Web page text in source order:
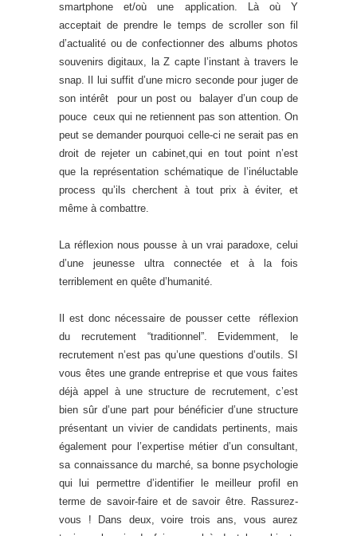
smartphone et/où une application. Là où Y
acceptait de prendre le temps de scroller son fil
d’actualité ou de confectionner des albums photos
souvenirs digitaux, la Z capte l’instant à travers le
snap. Il lui suffit d’une micro seconde pour juger de
son intérêt pour un post ou balayer d’un coup de
pouce ceux qui ne retiennent pas son attention. On
peut se demander pourquoi celle-ci ne serait pas en
droit de rejeter un cabinet,qui en tout point n’est
que la représentation schématique de l’inéluctable
process qu’ils cherchent à tout prix à éviter, et
même à combattre.
La réflexion nous pousse à un vrai paradoxe, celui
d’une jeunesse ultra connectée et à la fois
terriblement en quête d’humanité.
Il est donc nécessaire de pousser cette réflexion
du recrutement “traditionnel”. Evidemment, le
recrutement n’est pas qu’une questions d’outils. SI
vous êtes une grande entreprise et que vous faites
déjà appel à une structure de recrutement, c’est
bien sûr d’une part pour bénéficier d’une structure
présentant un vivier de candidats pertinents, mais
également pour l’expertise métier d’un consultant,
sa connaissance du marché, sa bonne psychologie
qui lui permettre d’identifier le meilleur profil en
terme de savoir-faire et de savoir être. Rassurez-
vous ! Dans deux, voire trois ans, vous aurez